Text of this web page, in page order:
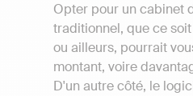
Opter pour un cabinet
traditionnel, que ce
ou ailleurs, pourrait
montant, voire
D'un autre côté, le